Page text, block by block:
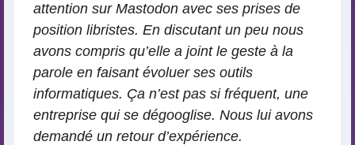
attention sur Mastodon avec ses prises de
position libristes. En discutant un peu nous
avons compris qu’elle a joint le geste à la
parole en faisant évoluer ses outils
informatiques. Ça n’est pas si fréquent, une
entreprise qui se dégooglise. Nous lui avons
demandé un retour d’expérience.